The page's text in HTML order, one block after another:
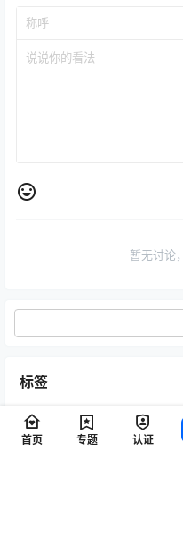
暂无讨论
标签
Byoru LRXX Natsuko夏夏子
yiko湿润兔
yuuhui玉汇
首页 专题 认证